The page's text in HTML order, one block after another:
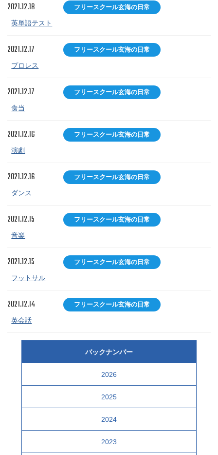
2021.12.18 フリースクール玄海の日常
英単語テスト
2021.12.17 フリースクール玄海の日常
プロレス
2021.12.17 フリースクール玄海の日常
食当
2021.12.16 フリースクール玄海の日常
演劇
2021.12.16 フリースクール玄海の日常
ダンス
2021.12.15 フリースクール玄海の日常
音楽
2021.12.15 フリースクール玄海の日常
フットサル
2021.12.14 フリースクール玄海の日常
英会話
バックナンバー
2026
2025
2024
2023